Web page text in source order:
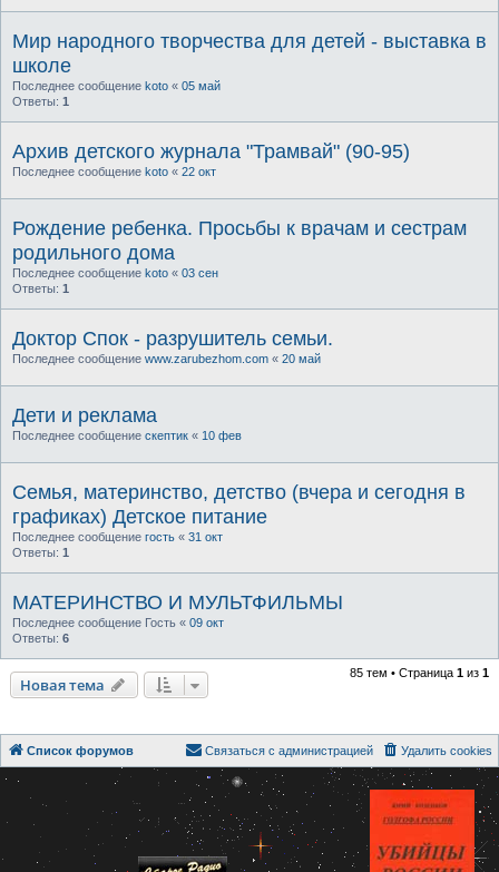
Мир народного творчества для детей - выставка в
школе
Последнее сообщение koto « 05 май
Ответы: 1
Архив детского журнала "Трамвай" (90-95)
Последнее сообщение koto « 22 окт
Рождение ребенка. Просьбы к врачам и сестрам
родильного дома
Последнее сообщение koto « 03 сен
Ответы: 1
Доктор Спок - разрушитель семьи.
Последнее сообщение www.zarubezhom.com « 20 май
Дети и реклама
Последнее сообщение скептик « 10 фев
Семья, материнство, детство (вчера и сегодня в
графиках) Детское питание
Последнее сообщение гость « 31 окт
Ответы: 1
МАТЕРИНСТВО И МУЛЬТФИЛЬМЫ
Последнее сообщение Гость « 09 окт
Ответы: 6
Новая тема
85 тем • Страница 1 из 1
Список форумов Удалить cookies
Связаться с администрацией